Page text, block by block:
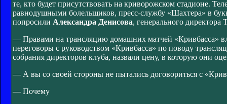
те, кто будет присутствовать на криворожском стадионе.
равнодушными болельщиков, пресс-службу «Шахтера» в
попросили Александра Денисова, генерального
— Правами на трансляцию домашних матчей «Кривбасса»
переговоры с руководством «Кривбасса» по поводу
собрания директоров клуба, назвали цену, в которую они
— А вы со своей стороны не пытались договориться с
— Почему